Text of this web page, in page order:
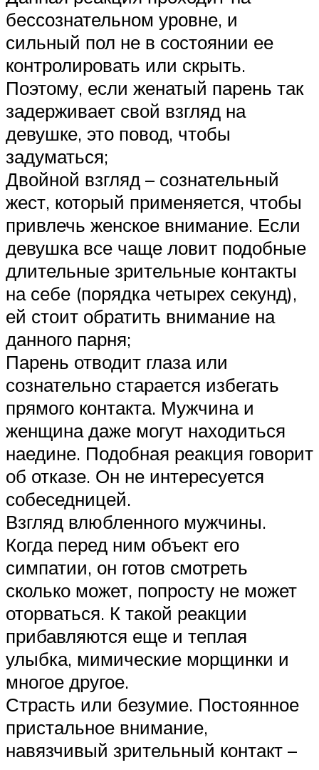
бессознательном уровне, и
сильный пол не в состоянии ее
контролировать или скрыть.
Поэтому, если женатый парень так
задерживает свой взгляд на
девушке, это повод, чтобы
задуматься;
Двойной взгляд – сознательный
жест, который применяется, чтобы
привлечь женское внимание. Если
девушка все чаще ловит подобные
длительные зрительные контакты
на себе (порядка четырех секунд),
ей стоит обратить внимание на
данного парня;
Парень отводит глаза или
сознательно старается избегать
прямого контакта. Мужчина и
женщина даже могут находиться
наедине. Подобная реакция говорит
об отказе. Он не интересуется
собеседницей.
Взгляд влюбленного мужчины.
Когда перед ним объект его
симпатии, он готов смотреть
сколько может, попросту не может
оторваться. К такой реакции
прибавляются еще и теплая
улыбка, мимические морщинки и
многое другое.
Страсть или безумие. Постоянное
пристальное внимание,
навязчивый зрительный контакт –